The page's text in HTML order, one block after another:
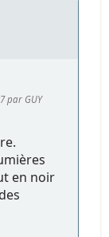
par GUY
en noir